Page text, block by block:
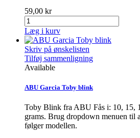
59,00 kr
Læg i kurv
Skriv på ønskelisten
Tilføj sammenligning
Available
ABU Garcia Toby blink
Toby Blink fra ABU Fås i: 10, 15,
grams. Brug dropdown menuen til
følger modellen.